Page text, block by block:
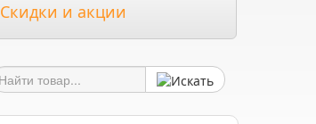
Скидки и акции